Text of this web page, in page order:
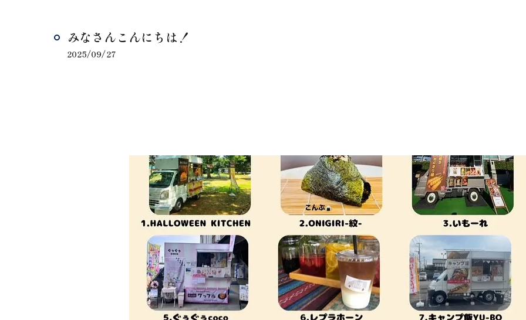
みなさんこんにちは！
2025/09/27